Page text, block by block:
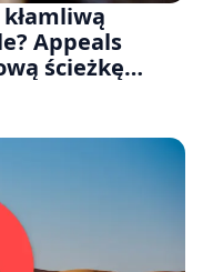
Appeals
ścieżkę